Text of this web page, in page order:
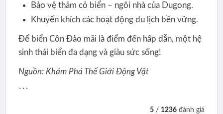
Bảo vệ thảm cỏ biển – ngôi nhà của Dugong.
Khuyến khích các hoạt động du lịch bền vững.
Để biển Côn Đảo mãi là điểm đến hấp dẫn, một hệ
sinh thái biển đa dạng và giàu sức sống!
Nguồn: Khám Phá Thế Giới Động Vật
```
5 / 1236 đánh giá